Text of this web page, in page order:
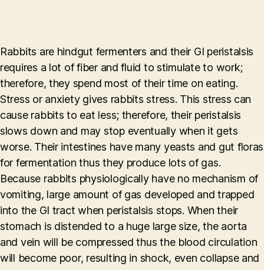
Rabbits are hindgut fermenters and their GI peristalsis
requires a lot of fiber and fluid to stimulate to work;
therefore, they spend most of their time on eating.
Stress or anxiety gives rabbits stress. This stress can
cause rabbits to eat less; therefore, their peristalsis
slows down and may stop eventually when it gets
worse. Their intestines have many yeasts and gut floras
for fermentation thus they produce lots of gas.
Because rabbits physiologically have no mechanism of
vomiting, large amount of gas developed and trapped
into the GI tract when peristalsis stops. When their
stomach is distended to a huge large size, the aorta
and vein will be compressed thus the blood circulation
will become poor, resulting in shock, even collapse and